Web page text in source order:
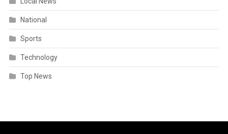
National
Sports
Technology
Top News